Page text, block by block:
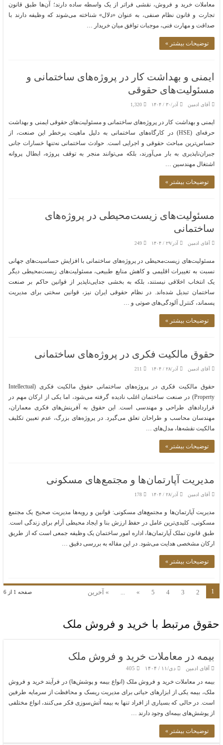
معاملات خرید و فروش، نقشی فراتر از یک واسطه ساده دارند؛ آن‌ها طبق قانون
تجارت و قانون نظام صنفی، به عنوان «دلال» شناخته می‌شوند که وظیفه دارند با
صداقت و مهارت فنی، موجبات توافق میان خریدار …
توضیحات بیشتر »
ایمنی و بهداشت کار در پروژه‌های ساختمانی و
مسئولیت‌های حقوقی
آقای ادمین آذر/۳۰ / ۱۴۰۴ 1,320
ایمنی و بهداشت کار در پروژه‌های ساختمانی و مسئولیت‌های حقوقی ایمنی و بهداشت
حرفه‌ای (HSE) در کارگاه‌های ساختمانی به دلیل ماهیت پرخطر این صنعت، از
حساس‌ترین مباحث حقوقی و اجرایی است. حوادث ساختمانی نه‌تنها خسارات جانی
جبران‌ناپذیری به بار می‌آورند، بلکه می‌توانند منجر به توقف پروژه، ابطال پروانه
اشتغال مهندسین …
توضیحات بیشتر »
مسئولیت‌های زیست‌محیطی در پروژه‌های
ساختمانی
آقای ادمین آذر/۲۹ / ۱۴۰۴ 249
مسئولیت‌های زیست‌محیطی در پروژه‌های ساختمانی با افزایش حساسیت‌های جهانی
نسبت به تغییرات اقلیمی و کاهش منابع طبیعی، مسئولیت‌های زیست‌محیطی دیگر
یک انتخاب اخلاقی نیستند، بلکه به بخشی جدایی‌ناپذیر از قوانین حاکم بر صنعت
ساختمان تبدیل شده‌اند. در نظام حقوقی ایران نیز، قوانین سختی برای مدیریت
پسماند، کنترل آلودگی‌های صوتی و …
توضیحات بیشتر »
حقوق مالکیت فکری در پروژه‌های ساختمانی
آقای ادمین آذر/۲۸ / ۱۴۰۴ 211
حقوق مالکیت فکری در پروژه‌های ساختمانی حقوق مالکیت فکری (Intellectual
Property) در صنعت ساختمان اغلب نادیده گرفته می‌شود، اما یکی از ارکان مهم در
قراردادهای طراحی و مهندسی است. این حقوق به آفرینش‌های فکری معماران،
مهندسان محاسب و طراحان تعلق می‌گیرد. در پروژه‌های بزرگ، عدم تعیین تکلیف
مالکیت نقشه‌ها، مدل‌های …
توضیحات بیشتر »
مدیریت آپارتمان‌ها و مجتمع‌های مسکونی
آقای ادمین آذر/۲۸ / ۱۴۰۴ 178
مدیریت آپارتمان‌ها و مجتمع‌های مسکونی: قوانین و رویه‌ها مدیریت صحیح یک مجتمع
مسکونی، کلیدی‌ترین عامل در حفظ ارزش بنا و ایجاد محیطی آرام برای زندگی است.
طبق قانون تملک آپارتمان‌ها، اداره امور ساختمان یک وظیفه جمعی است که از طریق
ارکان مشخصی هدایت می‌شود. در این مقاله به بررسی دقیق …
توضیحات بیشتر »
صفحه 1 از 6 1
2
3
4
5
» » آخرین
حقوق مرتبط با خرید و فروش ملک
بیمه در معاملات خرید و فروش ملک
آقای ادمین دی/۱۱ / ۱۴۰۴ 405
بیمه در معاملات خرید و فروش ملک (انواع بیمه و پوشش‌ها) در فرآیند خرید و فروش
ملک، بیمه یکی از ابزارهای حیاتی برای مدیریت ریسک و محافظت از سرمایه طرفین
است. در حالی که بسیاری از افراد تنها به بیمه آتش‌سوزی فکر می‌کنند، انواع مختلفی
از پوشش‌های بیمه‌ای وجود دارند …
توضیحات بیشتر »